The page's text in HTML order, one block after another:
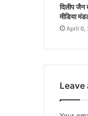
दिलीप जैन
मीडिया
April 6,
Leave